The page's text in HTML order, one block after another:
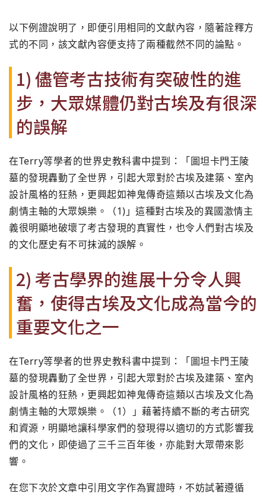
以下例證說明了，即便引用相同的文獻內容，隨著詮釋方
式的不同，該文獻內容便支持了兩種截然不同的論點。
1) 儘管考古技術有突破性的進
步，大眾媒體仍對古埃及有很深
的誤解
在Terry等學者的世界史教科書中提到：「圖坦卡門王陵
墓的發現轟動了全世界，引起大眾對於古埃及建築、室內
設計風格的狂熱，更興起如神鬼傳奇這類以古埃及文化為
劇情主軸的大眾娛樂。（1)」這種對古埃及的異國激情主
義很明顯地破壞了考古發現的真實性，也令人們對古埃及
的文化歷史有不可抹滅的誤解。
2) 考古學界的進展十分令人興
奮，使得古埃及文化成為當今的
重要文化之一
在Terry等學者的世界史教科書中提到：「圖坦卡門王陵
墓的發現轟動了全世界，引起大眾對於古埃及建築、室內
設計風格的狂熱，更興起如神鬼傳奇這類以古埃及文化為
劇情主軸的大眾娛樂。（1）」藉著持續不斷的考古研究
和資源，明顯地讓科學家們的發現得以適切的方式影響我
們的文化，即使過了三千三百年後，亦能對大眾帶來影
響。
在您下次於文章中引用文字作為實證時，不妨試著遵循